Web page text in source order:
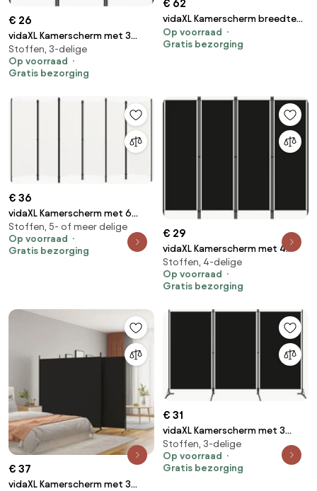
€ 26
vidaXL Kamerscherm met 3
panelen 150x180 cm zwart
Stoffen, 3-delige
Op voorraad
Gratis bezorging
€ 62
vidaXL Kamerscherm breedte
250 cm hoogte 165 cm bamboe
natuurlijk
Op voorraad
Gratis bezorging
€ 36
vidaXL Kamerscherm met 6
panelen 300x180 cm wit
Stoffen, 5- of meer delige
Op voorraad
Gratis bezorging
€ 29
vidaXL Kamerscherm met 4
panelen 200x180 cm zwart
Stoffen, 4-delige
Op voorraad
Gratis bezorging
€ 37
vidaXL Kamerscherm met 3
€ 31
vidaXL Kamerscherm met 3
panelen 260x180 cm zwart
Stoffen, 3-delige
Op voorraad
Gratis bezorging